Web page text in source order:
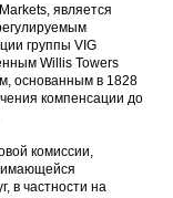
является
группы VIG
Willis Towers
основанным в 1828
компенсации до
комиссии,
в частности на